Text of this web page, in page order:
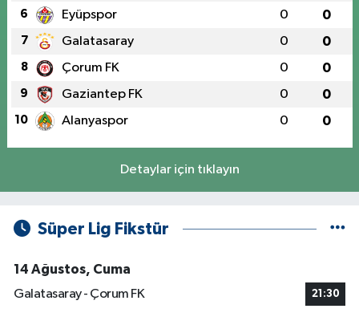
6 Eyüpspor 0 0
7 Galatasaray 0 0
8 Çorum FK 0 0
9 Gaziantep FK 0 0
10 Alanyaspor 0 0
Detaylar için tıklayın
Süper Lig Fikstür
14 Ağustos, Cuma
Galatasaray - Çorum FK
21:30